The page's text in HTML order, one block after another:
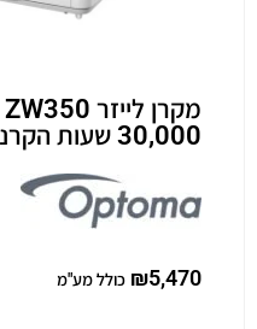
30,000 שעות הקרנה
₪5,470 כולל מע"מ